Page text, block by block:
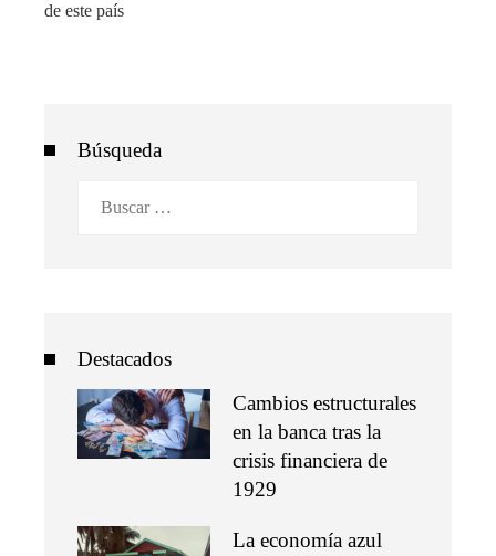
de este país
Búsqueda
Destacados
Cambios estructurales
en la banca tras la
crisis financiera de
1929
La economía azul